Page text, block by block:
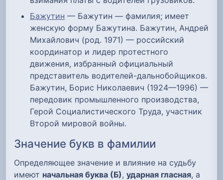
Бажутин — Бажутин — фамилия; имеет
женскую форму Бажутина. Бажутин, Андрей
Михайлович (род. 1971) — российский
координатор и лидер протестного
движения, избранный официальный
представитель водителей-дальнобойщиков.
Бажутин, Борис Николаевич (1924—1996) —
передовик промышленного производства,
Герой Социалистического Труда, участник
Второй мировой войны.
Значение букв в фамилии
Определяющее значение и влияние на судьбу
имеют начальная буква (Б), ударная гласная, а